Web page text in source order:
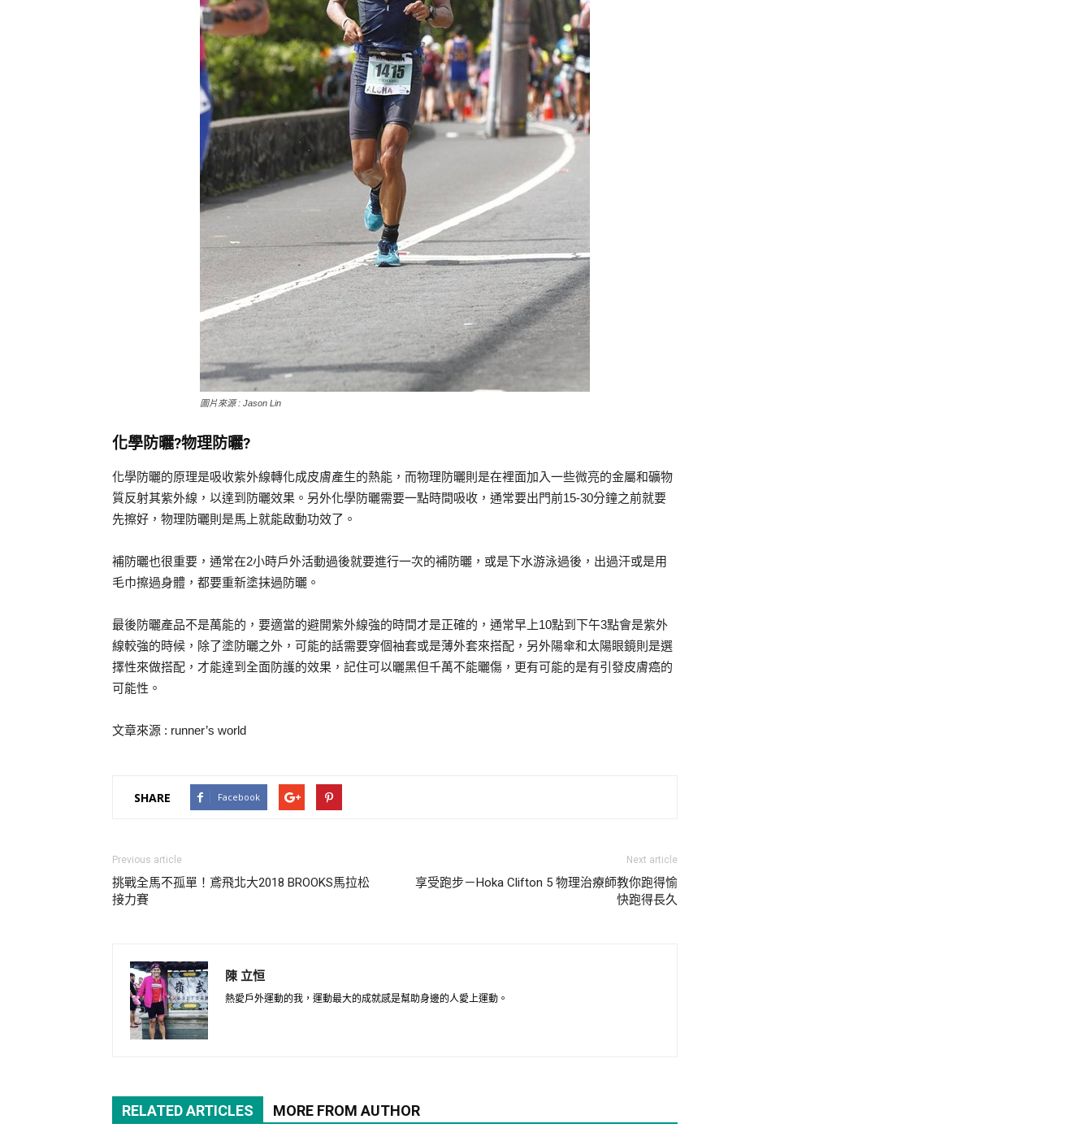
圖片來源 : Jason Lin
化學防曬?物理防曬?
化學防曬的原理是吸收紫外線轉化成皮膚產生的熱能，而物理防曬則是在裡面加入一些微亮的金屬和礦物
質反射其紫外線，以達到防曬效果。另外化學防曬需要一點時間吸收，通常要出門前15-30分鐘之前就要
先擦好，物理防曬則是馬上就能啟動功效了。
補防曬也很重要，通常在2小時戶外活動過後就要進行一次的補防曬，或是下水游泳過後，出過汗或是用
毛巾擦過身體，都要重新塗抹過防曬。
最後防曬產品不是萬能的，要適當的避開紫外線強的時間才是正確的，通常早上10點到下午3點會是紫外
線較強的時候，除了塗防曬之外，可能的話需要穿個袖套或是薄外套來搭配，另外陽傘和太陽眼鏡則是選
擇性來做搭配，才能達到全面防護的效果，記住可以曬黑但千萬不能曬傷，更有可能的是有引發皮膚癌的
可能性。
文章來源 : runner’s world
SHARE Facebook
Previous article
挑戰全馬不孤單！鳶飛北大2018 BROOKS馬拉松
接力賽
Next article
享受跑步－Hoka Clifton 5 物理治療師教你跑得愉
快跑得長久
陳 立恒
熱愛戶外運動的我，運動最大的成就感是幫助身邊的人愛上運動。
RELATED ARTICLES MORE FROM AUTHOR